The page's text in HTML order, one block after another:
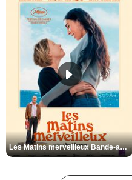
Les Matins merveilleux Bande-annonce VF